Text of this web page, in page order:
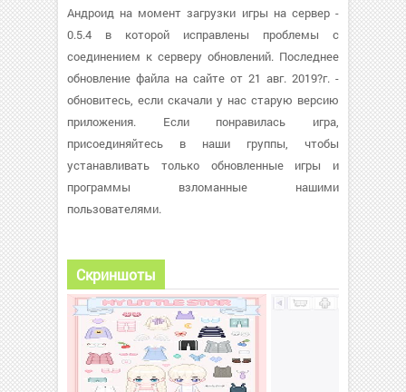
Андроид на момент загрузки игры на сервер -
0.5.4 в которой исправлены проблемы с
соединением к серверу обновлений. Последнее
обновление файла на сайте от 21 авг. 2019?г. -
обновитесь, если скачали у нас старую версию
приложения. Если понравилась игра,
присоединяйтесь в наши группы, чтобы
устанавливать только обновленные игры и
программы взломанные нашими
пользователями.
Скриншоты